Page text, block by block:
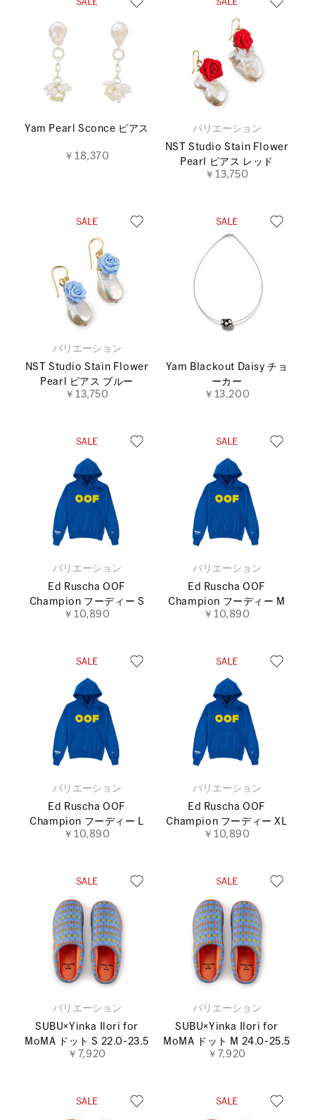
Yam Pearl Sconce ピアス
￥18,370
バリエーション
NST Studio Stain Flower
Pearl ピアス レッド
￥13,750
バリエーション
NST Studio Stain Flower
Pearl ピアス ブルー
￥13,750
Yam Blackout Daisy チョ
ーカー
￥13,200
バリエーション
Ed Ruscha OOF
Champion フーディー S
￥10,890
バリエーション
Ed Ruscha OOF
Champion フーディー M
￥10,890
バリエーション
Ed Ruscha OOF
Champion フーディー L
￥10,890
バリエーション
Ed Ruscha OOF
Champion フーディー XL
￥10,890
バリエーション
SUBU×Yinka Ilori for
MoMA ドット S 22.0-23.5
￥7,920
バリエーション
SUBU×Yinka Ilori for
MoMA ドット M 24.0-25.5
￥7,920